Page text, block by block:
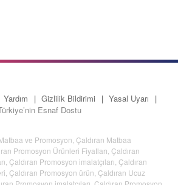
Yardım Gizlilik Bildirimi
Yasal Uyarı
Esnaf Dostu
ve Promosyon Çaldıran Matbaa
Promosyon Ürünleri Fiyatları Çaldıran
Çaldıran Promosyon imalatçıları Çaldıran
Çaldıran Promosyon ürün Çaldıran Ucuz